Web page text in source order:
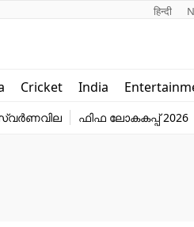
हिन्दी
Cricket India
Education
ഫിഫ ലോകകപ്പ് 2026